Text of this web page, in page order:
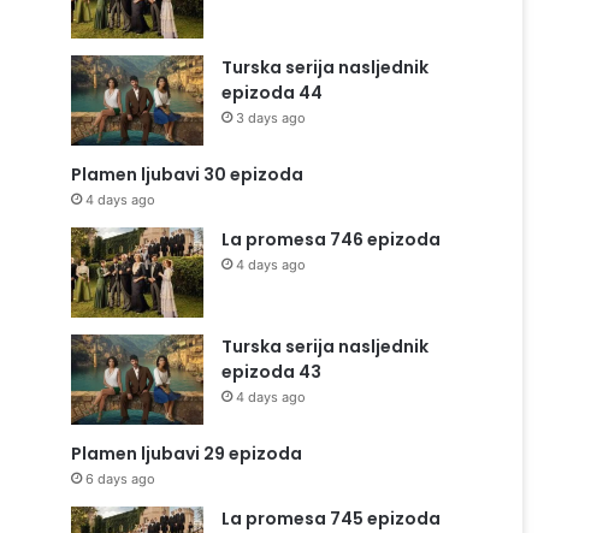
Turska serija nasljednik
epizoda 44
3 days ago
Plamen ljubavi 30 epizoda
4 days ago
La promesa 746 epizoda
4 days ago
Turska serija nasljednik
epizoda 43
4 days ago
Plamen ljubavi 29 epizoda
6 days ago
La promesa 745 epizoda